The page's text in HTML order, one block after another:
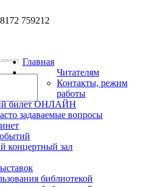
8172 759212
Главная
Читателям
Контакты, режим
работы
билет ОНЛАЙН
задаваемые вопросы
концертный зал
библиотекой